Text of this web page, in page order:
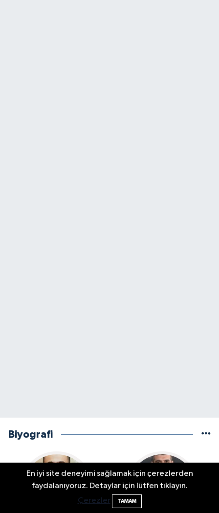
Biyografi
En iyi site deneyimi sağlamak için çerezlerden
faydalanıyoruz. Detaylar için lütfen tıklayın.
Çerezler
TAMAM